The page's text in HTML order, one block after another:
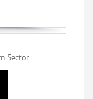
Sector